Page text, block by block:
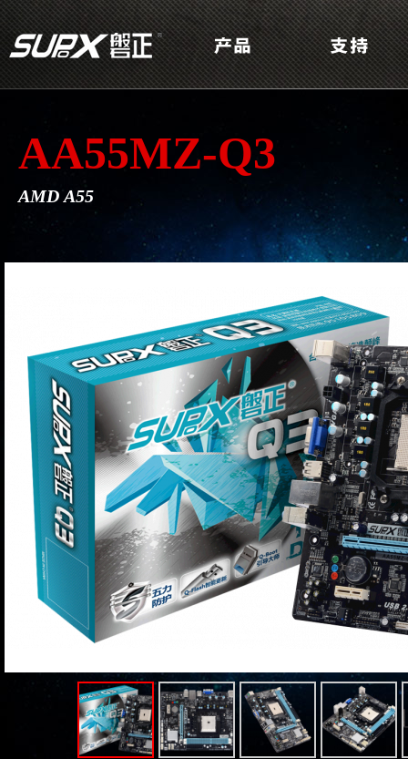
AA55MZ-Q3
AMD A55